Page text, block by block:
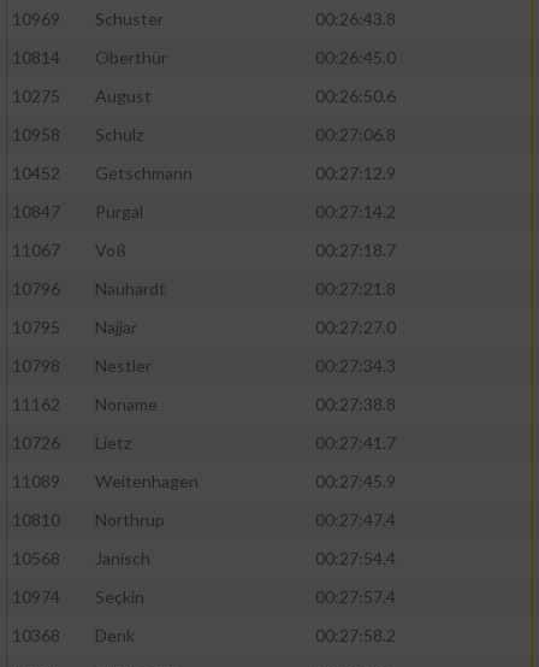
10969
Schuster
00:26:43.8
10814
Oberthür
00:26:45.0
10275
August
00:26:50.6
10958
Schulz
00:27:06.8
10452
Getschmann
00:27:12.9
10847
Purgal
00:27:14.2
11067
Voß
00:27:18.7
10796
Nauhardt
00:27:21.8
10795
Najjar
00:27:27.0
10798
Nestler
00:27:34.3
11162
Noname
00:27:38.8
10726
Lietz
00:27:41.7
11089
Weitenhagen
00:27:45.9
10810
Northrup
00:27:47.4
10568
Janisch
00:27:54.4
10974
Seçkin
00:27:57.4
10368
Denk
00:27:58.2